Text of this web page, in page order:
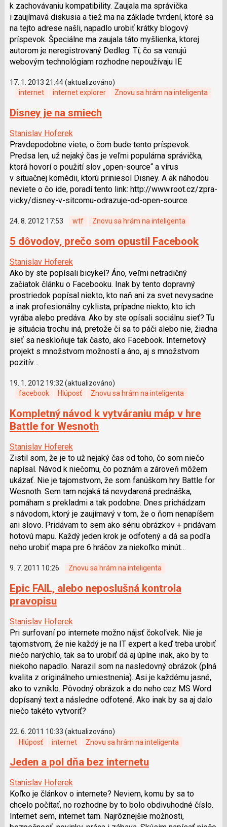
k zachovávaniu kompatibility. Zaujala ma správička
i zaujímavá diskusia a tiež ma na základe tvrdení, ktoré sa
na tejto adrese našli, napadlo urobiť krátky blogový
príspevok. Špeciálne ma zaujala táto myšlienka, ktorej
autorom je neregistrovaný Dedleg: Tí, čo sa venujú
webovým technológiam rozhodne nepoužívaju IE
17. 1. 2013 21:44 (aktualizováno)
internet
internet explorer Znovu sa hrám na inteligenta
Disney je na smiech
Stanislav Hoferek
Pravdepodobne viete, o čom bude tento príspevok.
Predsa len, už nejaký čas je veľmi populárna správička,
ktorá hovorí o použití slov „open-source“ a vírus
v situačnej komédii, ktorú priniesol Disney. A ak náhodou
neviete o čo ide, poradí tento link: http://www.root.cz/zpra­
vicky/disney-v-sitcomu-odrazuje-od-open-source
24. 8. 2012 17:53 wtf Znovu sa hrám na inteligenta
5 dôvodov, prečo som opustil Facebook
Stanislav Hoferek
Ako by ste popísali bicykel? Áno, veľmi netradičný
začiatok článku o Facebooku. Inak by tento dopravný
prostriedok popísal niekto, kto naň ani za svet nevysadne
a inak profesionálny cyklista, prípadne niekto, kto ich
vyrába alebo predáva. Ako by ste opísali sociálnu sieť? Tu
je situácia trochu iná, pretože či sa to páči alebo nie, žiadna
sieť sa neskloňuje tak často, ako Facebook. Internetový
projekt s množstvom možností a áno, aj s množstvom
pozitív…
19. 1. 2012 19:32 (aktualizováno)
facebook
Hlúposť Znovu sa hrám na inteligenta
Kompletný návod k vytváraniu máp v hre
Battle for Wesnoth
Stanislav Hoferek
Zistil som, že je to už nejaký čas od toho, čo som niečo
napísal. Návod k niečomu, čo poznám a zároveň môžem
ukázať. Nie je tajomstvom, že som fanúškom hry Battle for
Wesnoth. Sem tam nejaká tá nevydarená prednáška,
pomáham s prekladmi a tak podobne. Dnes prichádzam
s návodom, ktorý je zaujímavý v tom, že o ňom nenapíšem
ani slovo. Pridávam to sem ako sériu obrázkov + pridávam
hotovú mapu. Každý jeden krok je odfotený a dá sa podľa
neho urobiť mapa pre 6 hráčov za niekoľko minút…
9. 7. 2011 10:26 Znovu sa hrám na inteligenta
Epic FAIL, alebo neposlušná kontrola
pravopisu
Stanislav Hoferek
Pri surfovaní po internete možno nájsť čokoľvek. Nie je
tajomstvom, že nie každý je na IT expert a keď treba urobiť
niečo narýchlo, tak sa to urobiť dá aj úplne inak, ako by to
niekoho napadlo. Narazil som na nasledovný obrázok (plná
kvalita z originálneho umiestnenia). Asi je každému jasné,
ako to vzniklo. Pôvodný obrázok a do neho cez MS Word
dopísaný text a následne odfotené. Ako inak by sa aj dalo
niečo takéto vytvoriť?
22. 6. 2011 10:33 (aktualizováno)
Hlúposť
internet Znovu sa hrám na inteligenta
Jeden a pol dňa bez internetu
Stanislav Hoferek
Koľko je článkov o internete? Neviem, komu by sa to
chcelo počítať, no rozhodne by to bolo obdivuhodné číslo.
Internet sem, internet tam. Najrôznejšie možnosti,